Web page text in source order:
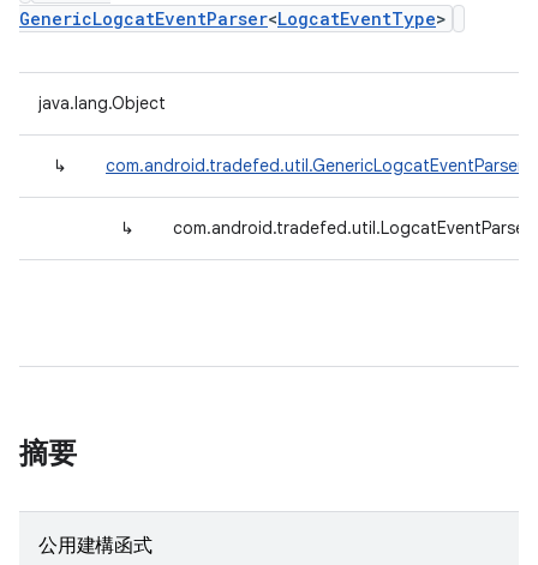
GenericLogcatEventParser<LogcatEventType>
java.lang.Object
↳ com.android.tradefed.util.GenericLogcatEventParser
↳ com.android.tradefed.util.LogcatEventParser
摘要
公用建構函式